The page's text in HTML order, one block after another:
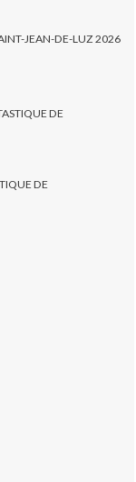
JEAN-DE-LUZ 2026
DE
DE